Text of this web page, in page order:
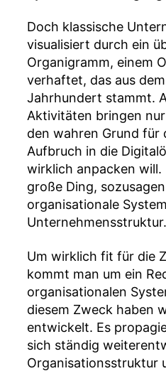
Doch klassische
visualisiert durch ein
Organigramm, einem
verhaftet, das aus
Jahrhundert stammt.
Aktivitäten bringen
den wahren Grund für
Aufbruch in die
wirklich anpacken will.
große Ding,
organisationale
Unternehmensstruktur.
Um wirklich fit für die
kommt man um ein
organisationalen
diesem Zweck haben
entwickelt. Es
sich ständig
Organisationsstruktur